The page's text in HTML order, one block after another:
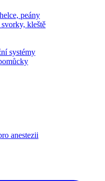
peány
kleště
systémy
anestezii